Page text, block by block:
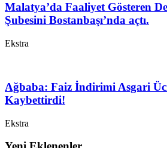
Malatya’da Faaliyet Gösteren
Şubesini Bostanbaşı’nda açtı.
Ekstra
Ağbaba: Faiz İndirimi Asgari
Kaybettirdi!
Ekstra